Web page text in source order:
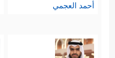
أحمد العجمي